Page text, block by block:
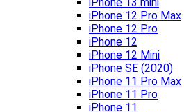
iPhone 12 Pro Max
iPhone 12 Pro
iPhone 12
iPhone 12 Mini
iPhone SE (2020)
iPhone 11 Pro Max
iPhone 11 Pro
iPhone 11